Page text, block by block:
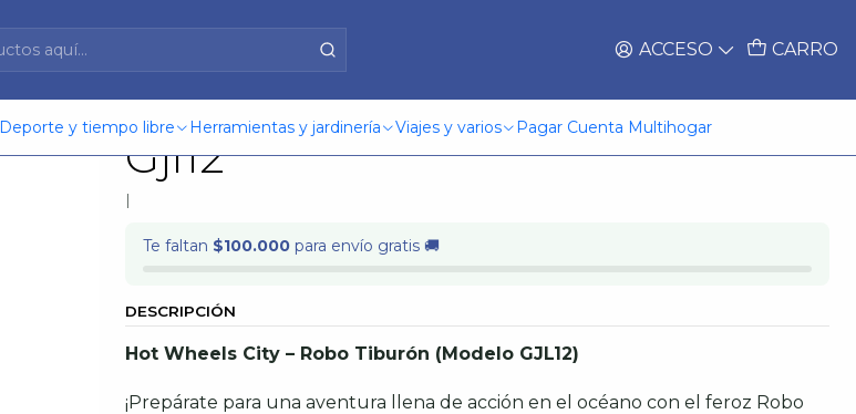
ACCESO CARRO
Deporte y tiempo libre Herramientas y jardinería Viajes y varios Pagar Cuenta Multihogar
Hw City Robo Tiburón Mattel
Gjl12
|
Te faltan $100.000 para envío gratis 🚚
DESCRIPCIÓN
Hot Wheels City – Robo Tiburón (Modelo GJL12)
¡Prepárate para una aventura llena de acción en el océano con el feroz Robo